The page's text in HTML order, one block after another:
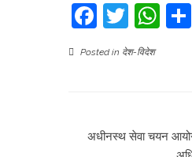
Posted in देश-विदेश
अधीनस्थ सेवा चयन